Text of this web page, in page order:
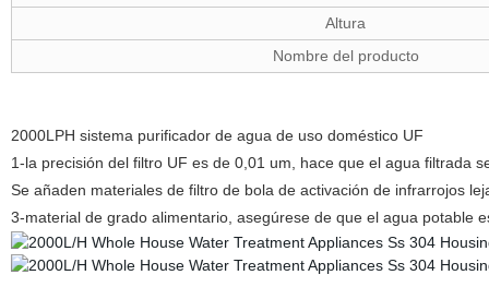
Altura
Nombre del producto
2000LPH sistema purificador de agua de uso doméstico UF
1-la precisión del filtro UF es de 0,01 um, hace que el agua filtrada
Se añaden materiales de filtro de bola de activación de infrarrojos
3-material de grado alimentario, asegúrese de que el agua potable